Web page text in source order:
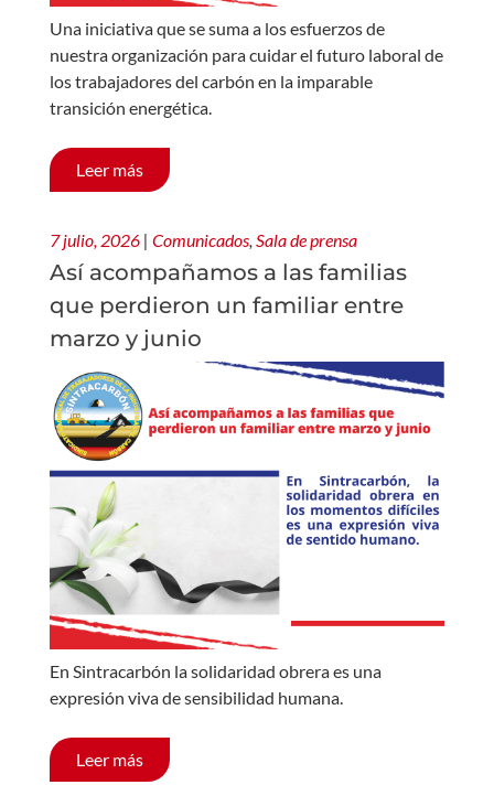
Una iniciativa que se suma a los esfuerzos de
nuestra organización para cuidar el futuro laboral de
los trabajadores del carbón en la imparable
transición energética.
Leer más
7 julio, 2026 | Comunicados Sala de prensa
Así acompañamos a las familias
que perdieron un familiar entre
marzo y junio
En Sintracarbón la solidaridad obrera es una
expresión viva de sensibilidad humana.
Leer más